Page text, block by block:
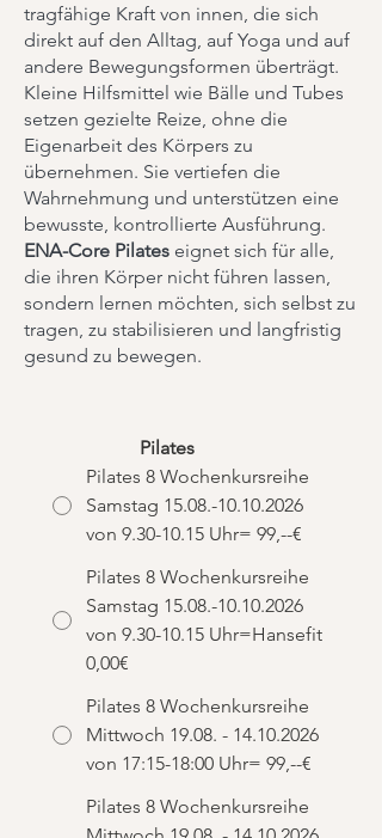
tragfähige Kraft von innen, die sich
direkt auf den Alltag, auf Yoga und auf
andere Bewegungsformen überträgt.
Kleine Hilfsmittel wie Bälle und Tubes
setzen gezielte Reize, ohne die
Eigenarbeit des Körpers zu
übernehmen. Sie vertiefen die
Wahrnehmung und unterstützen eine
bewusste, kontrollierte Ausführung.
ENA-Core Pilates eignet sich für alle,
die ihren Körper nicht führen lassen,
sondern lernen möchten, sich selbst zu
tragen, zu stabilisieren und langfristig
gesund zu bewegen.
Pilates 8 Wochenkursreihe
Samstag 15.08.-10.10.2026
von 9.30-10.15 Uhr= 99,--€
Pilates 8 Wochenkursreihe
Samstag 15.08.-10.10.2026
von 9.30-10.15 Uhr=Hansefit
0,00€
Pilates 8 Wochenkursreihe
Mittwoch 19.08. - 14.10.2026
von 17:15-18:00 Uhr= 99,--€
Pilates 8 Wochenkursreihe